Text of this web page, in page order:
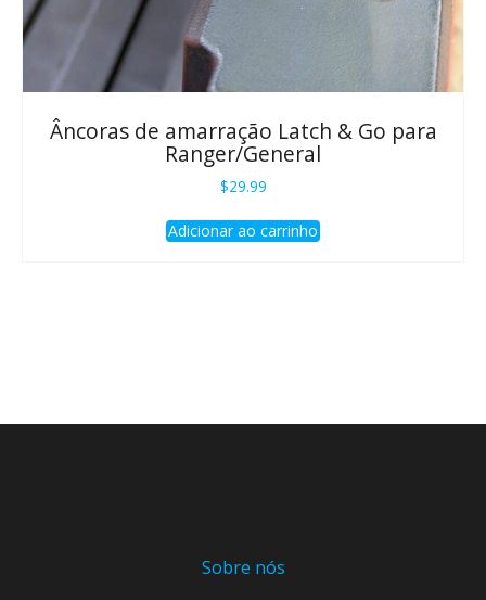
Âncoras de amarração Latch & Go para
Ranger/General
$29.99
Adicionar ao carrinho
Sobre nós